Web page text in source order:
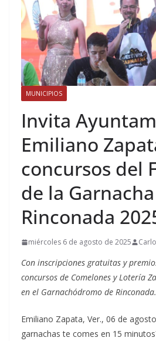
MUNICIPIOS
Invita
Emiliano
concursos del
de la Garnacha
Rinconada
miércoles 6 de agosto de 2025
Con inscripciones gratuitas y
concursos de Comelones y Lotería
en el Garnachódromo de Rinconada.
Emiliano Zapata, Ver., 06 de
garnachas te comes en 15